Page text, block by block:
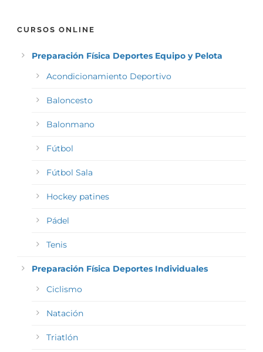
CURSOS ONLINE
Preparación Física Deportes Equipo y Pelota
Acondicionamiento Deportivo
Baloncesto
Balonmano
Fútbol
Fútbol Sala
Hockey patines
Pádel
Tenis
Preparación Física Deportes Individuales
Ciclismo
Natación
Triatlón